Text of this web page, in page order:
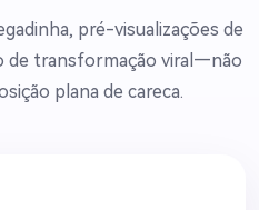
pré-visualizações de
de transformação viral—não
plana de careca.